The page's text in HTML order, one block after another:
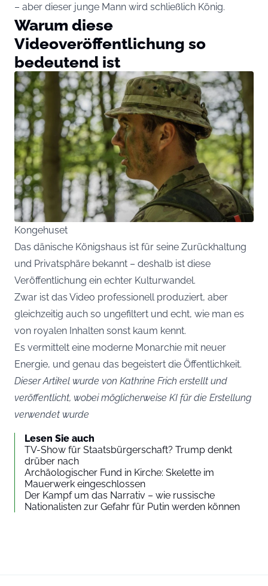
– aber dieser junge Mann wird schließlich König.
Warum diese
Videoveröffentlichung so
bedeutend ist
Kongehuset
Das dänische Königshaus ist für seine Zurückhaltung
und Privatsphäre bekannt – deshalb ist diese
Veröffentlichung ein echter Kulturwandel.
Zwar ist das Video professionell produziert, aber
gleichzeitig auch so ungefiltert und echt, wie man es
von royalen Inhalten sonst kaum kennt.
Es vermittelt eine moderne Monarchie mit neuer
Energie, und genau das begeistert die Öffentlichkeit.
Dieser Artikel wurde von Kathrine Frich erstellt und
veröffentlicht, wobei möglicherweise KI für die Erstellung
verwendet wurde
Lesen Sie auch
TV-Show für Staatsbürgerschaft? Trump denkt
drüber nach
Archäologischer Fund in Kirche: Skelette im
Mauerwerk eingeschlossen
Der Kampf um das Narrativ – wie russische
Nationalisten zur Gefahr für Putin werden können